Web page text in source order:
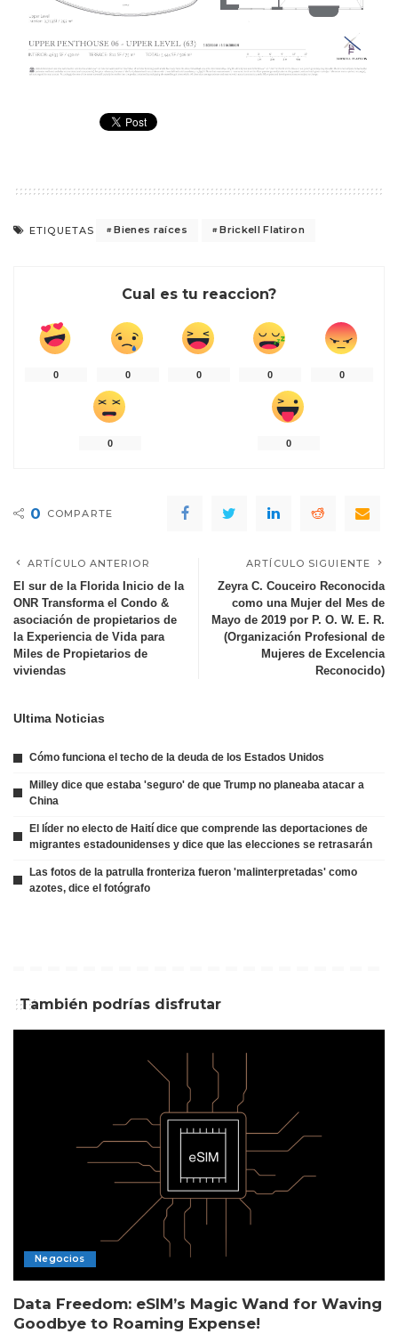
ETIQUETAS Bienes raíces Brickell Flatiron
Cual es tu reaccion?
0 0 0 0 0
0 0
0 COMPARTE
ARTÍCULO ANTERIOR
El sur de la Florida Inicio de la
ONR Transforma el Condo &
asociación de propietarios de
la Experiencia de Vida para
Miles de Propietarios de
viviendas
ARTÍCULO SIGUIENTE
Zeyra C. Couceiro Reconocida
como una Mujer del Mes de
Mayo de 2019 por P. O. W. E. R.
(Organización Profesional de
Mujeres de Excelencia
Reconocido)
Ultima Noticias
Cómo funciona el techo de la deuda de los Estados Unidos
Milley dice que estaba 'seguro' de que Trump no planeaba atacar a
China
El líder no electo de Haití dice que comprende las deportaciones de
migrantes estadounidenses y dice que las elecciones se retrasarán
Las fotos de la patrulla fronteriza fueron 'malinterpretadas' como
azotes, dice el fotógrafo
También podrías disfrutar
Negocios
Data Freedom: eSIM’s Magic Wand for Waving
Goodbye to Roaming Expense!